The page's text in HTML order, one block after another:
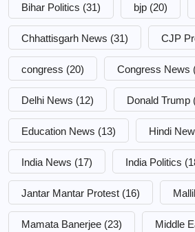
Bihar Politics (31) bjp (20)
Chhattisgarh News (31) CJP
congress (20) Congress News
Delhi News (12) Donald Trump
Education News (13) Hindi
India News (17) India Politics
Jantar Mantar Protest (16)
Mamata Banerjee (23) Middle